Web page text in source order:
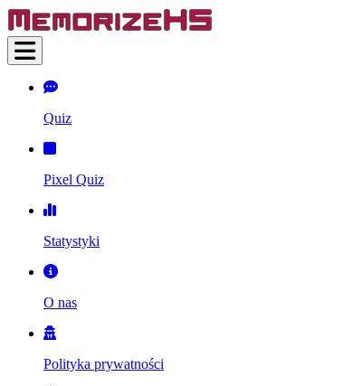
Quiz
Pixel Quiz
Statystyki
O nas
Polityka prywatności